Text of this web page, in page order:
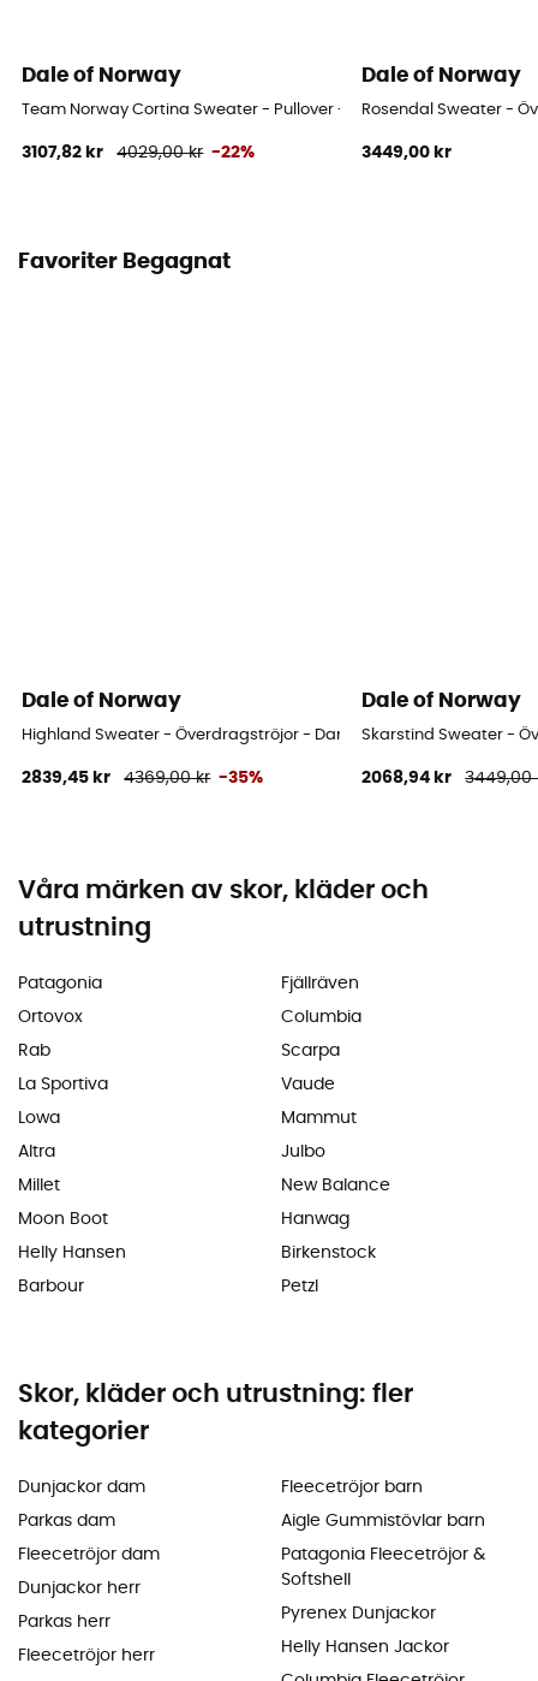
Dale of Norway
Team Norway Cortina Sweater - Pullover - Dam
3107,82 kr 4029,00 kr -22%
Dale of Norway
Rosendal Sweater -
3449,00 kr
Favoriter Begagnat
Dale of Norway
Highland Sweater - Överdragströjor - Dam
2839,45 kr 4369,00 kr -35%
Dale of Norway
Skarstind Sweater -
2068,94 kr 3449,00
Våra märken av skor, kläder och
utrustning
Patagonia
Ortovox
Rab
La Sportiva
Lowa
Altra
Millet
Moon Boot
Helly Hansen
Barbour
Fjällräven
Columbia
Scarpa
Vaude
Mammut
Julbo
New Balance
Hanwag
Birkenstock
Petzl
Skor, kläder och utrustning: fler
kategorier
Dunjackor dam
Parkas dam
Fleecetröjor dam
Dunjackor herr
Parkas herr
Fleecetröjor herr
Fleecetröjor barn
Aigle Gummistövlar barn
Patagonia Fleecetröjor &
Softshell
Pyrenex Dunjackor
Helly Hansen Jackor